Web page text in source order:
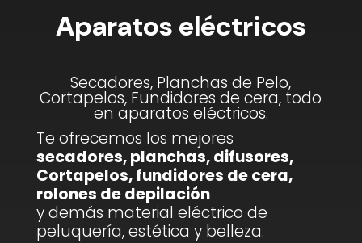
Aparatos eléctricos
Secadores, Planchas de Pelo,
Cortapelos, Fundidores de cera, todo
en aparatos eléctricos.
Te ofrecemos los mejores
secadores, planchas, difusores,
Cortapelos, fundidores de cera,
rolones de depilación
y demás material eléctrico de
peluquería, estética y belleza.